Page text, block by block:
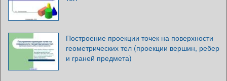
Построение проекции точек на поверхности
геометрических тел (проекции вершин, ребер
и граней предмета)